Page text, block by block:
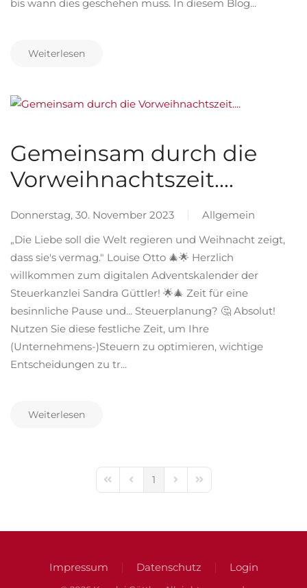
bis wann dies geschehen muss. In diesem Blog...
Weiterlesen
Gemeinsam durch die
Vorweihnachtszeit....
Donnerstag, 30. November 2023
Allgemein
„Die Liebe soll die Welt regieren und Weihnacht zeigt,
dass sie's vermag." Louise Otto 🎄🌟 Herzlich
willkommen zum digitalen Adventskalender der
Steuerkanzlei Sandra Güttler! 🌟🎄 Zeit für eine
besinnliche Pause und... Steuerplanung? 🤔 Absolut!
Nutzen Sie diese festliche Zeit, um Ihre
(Unternehmens-)Steuern zu optimieren, wichtige
Entscheidungen zu tr...
Weiterlesen
First PagePrevious Page
1 Next PageLast Page
Impressum Datenschutz Login